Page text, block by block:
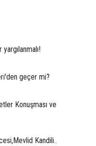
geçer mi?
Konuşması ve
Kandili..